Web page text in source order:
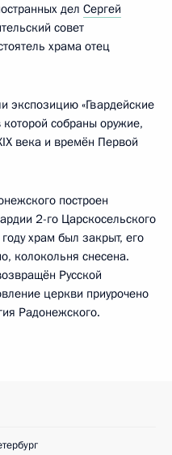
дел Сергей
совет
храма отец
экспозицию «Гвардейские
которой собраны оружие,
века и времён Первой
построен
2-го Царскосельского
храм был закрыт, его
колокольня снесена.
Русской
церкви приурочено
Радонежского.